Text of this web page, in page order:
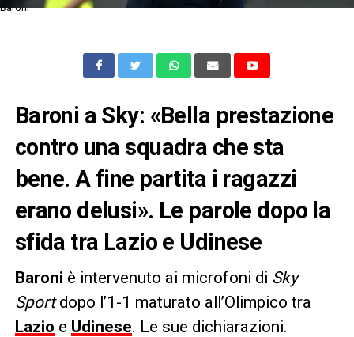
Baroni
Baroni a Sky: «Bella prestazione
contro una squadra che sta
bene. A fine partita i ragazzi
erano delusi». Le parole dopo la
sfida tra Lazio e Udinese
Baroni è intervenuto ai microfoni di Sky
Sportdopo l’1-1 maturato all’Olimpico tra
Lazio e Udinese. Le sue dichiarazioni.